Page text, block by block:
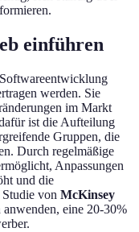
einführen
werden. Sie
im Markt
ist die Aufteilung
Gruppen, die
Durch regelmäßige
Anpassungen
und die
von McKinsey
eine 20-30%